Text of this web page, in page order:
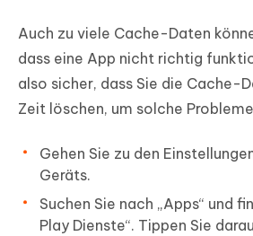
Auch zu viele Cache-Daten
dass eine App nicht richtig
also sicher, dass Sie die Cache-
Zeit löschen, um solche
Gehen Sie zu den
Geräts.
Suchen Sie nach „Apps“ und
Play Dienste“. Tippen Sie